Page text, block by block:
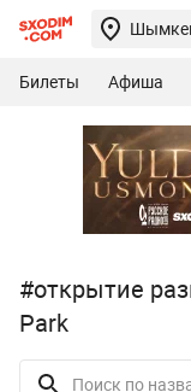
Билеты Афиша
#открытие
Park